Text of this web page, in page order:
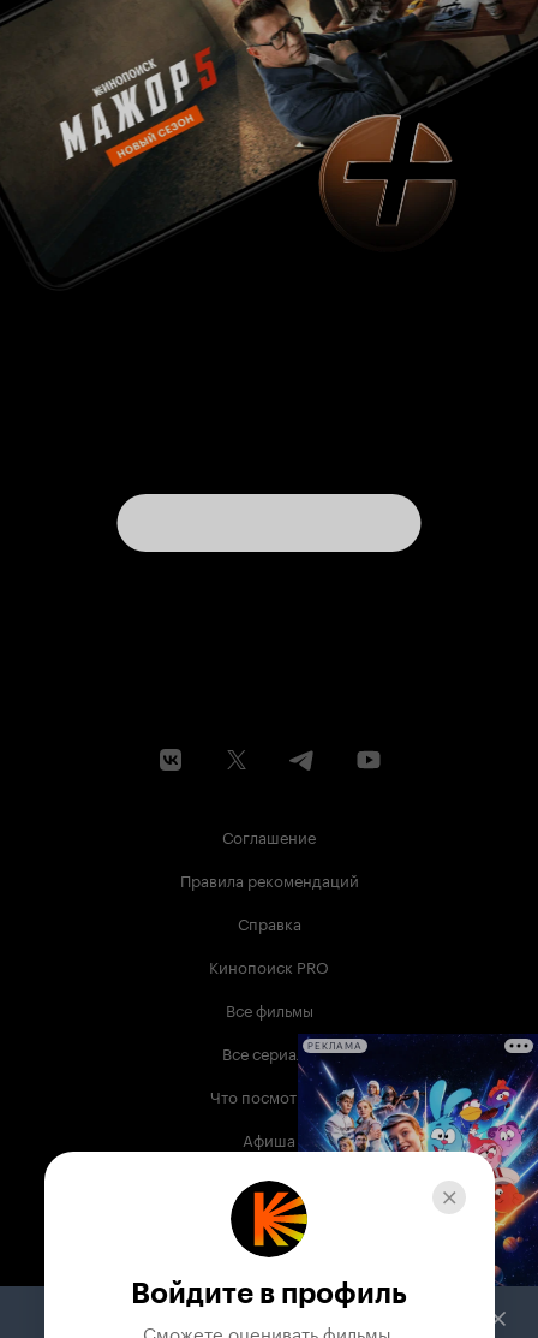
Соглашение
Правила рекомендаций
Справка
Кинопоиск PRO
Все фильмы
Все сериалы
Что посмотреть
Афиша
Музыка
Телепрограмма
Служба поддержки
РЕКЛАМА
Войдите в профиль
Сможете оценивать фильмы,